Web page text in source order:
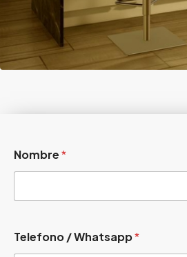
Nombre*
Telefono / Whatsapp*